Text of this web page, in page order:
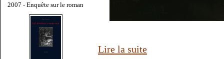
2007 - Enquête sur le roman
Lire la suite